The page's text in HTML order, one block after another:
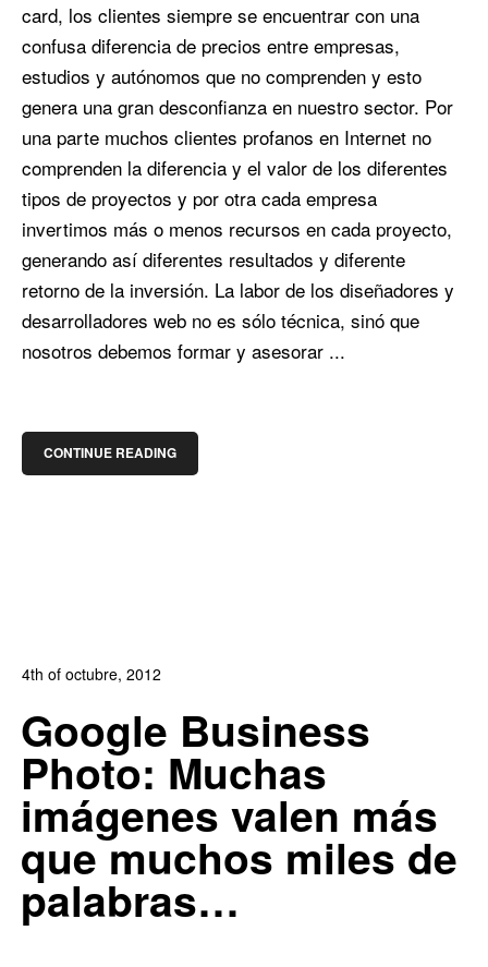
card, los clientes siempre se encuentrar con una
confusa diferencia de precios entre empresas,
estudios y autónomos que no comprenden y esto
genera una gran desconfianza en nuestro sector. Por
una parte muchos clientes profanos en Internet no
comprenden la diferencia y el valor de los diferentes
tipos de proyectos y por otra cada empresa
invertimos más o menos recursos en cada proyecto,
generando así diferentes resultados y diferente
retorno de la inversión. La labor de los diseñadores y
desarrolladores web no es sólo técnica, sinó que
nosotros debemos formar y asesorar ...
CONTINUE READING
4th of octubre, 2012
Publicidad,Noticias
0
0
Google Business
Photo: Muchas
imágenes valen más
que muchos miles de
palabras…